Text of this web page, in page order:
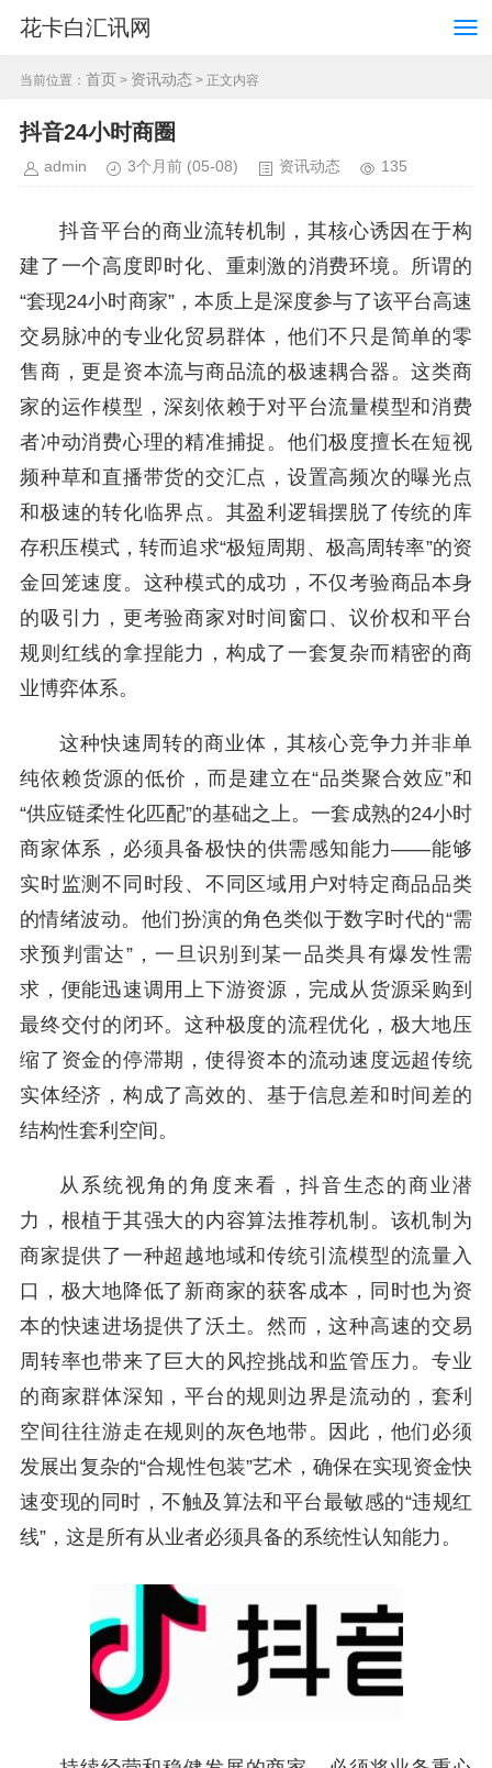
花卡白汇讯网
当前位置： 首页 > 资讯动态 > 正文内容
抖音24小时商圈
admin 3个月前 (05-08) 资讯动态 135
抖音平台的商业流转机制，其核心诱因在于构
建了一个高度即时化、重刺激的消费环境。所谓的
“套现24小时商家”，本质上是深度参与了该平台高速
交易脉冲的专业化贸易群体，他们不只是简单的零
售商，更是资本流与商品流的极速耦合器。这类商
家的运作模型，深刻依赖于对平台流量模型和消费
者冲动消费心理的精准捕捉。他们极度擅长在短视
频种草和直播带货的交汇点，设置高频次的曝光点
和极速的转化临界点。其盈利逻辑摆脱了传统的库
存积压模式，转而追求“极短周期、极高周转率”的资
金回笼速度。这种模式的成功，不仅考验商品本身
的吸引力，更考验商家对时间窗口、议价权和平台
规则红线的拿捏能力，构成了一套复杂而精密的商
业博弈体系。
这种快速周转的商业体，其核心竞争力并非单
纯依赖货源的低价，而是建立在“品类聚合效应”和
“供应链柔性化匹配”的基础之上。一套成熟的24小时
商家体系，必须具备极快的供需感知能力——能够
实时监测不同时段、不同区域用户对特定商品品类
的情绪波动。他们扮演的角色类似于数字时代的“需
求预判雷达”，一旦识别到某一品类具有爆发性需
求，便能迅速调用上下游资源，完成从货源采购到
最终交付的闭环。这种极度的流程优化，极大地压
缩了资金的停滞期，使得资本的流动速度远超传统
实体经济，构成了高效的、基于信息差和时间差的
结构性套利空间。
从系统视角的角度来看，抖音生态的商业潜
力，根植于其强大的内容算法推荐机制。该机制为
商家提供了一种超越地域和传统引流模型的流量入
口，极大地降低了新商家的获客成本，同时也为资
本的快速进场提供了沃土。然而，这种高速的交易
周转率也带来了巨大的风控挑战和监管压力。专业
的商家群体深知，平台的规则边界是流动的，套利
空间往往游走在规则的灰色地带。因此，他们必须
发展出复杂的“合规性包装”艺术，确保在实现资金快
速变现的同时，不触及算法和平台最敏感的“违规红
线”，这是所有从业者必须具备的系统性认知能力。